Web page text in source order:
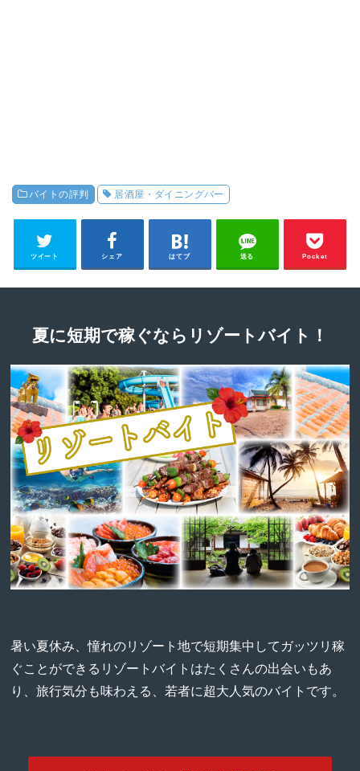
バイトの評判 居酒屋・ダイニングバー
ツイート シェア はてブ 送る Pocket
夏に短期で稼ぐならリゾートバイト！
暑い夏休み、憧れのリゾート地で短期集中してガッツリ稼
ぐことができるリゾートバイトはたくさんの出会いもあ
り、旅行気分も味わえる、若者に超大人気のバイトです。